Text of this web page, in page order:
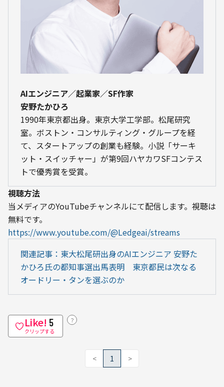
AIエンジニア／起業家／SF作家
安野たかひろ
1990年東京都出身。東京大学工学部。松尾研究
室。ボストン・コンサルティング・グループを経
て、スタートアップの創業も経験。小説「サーキ
ット・スイッチャー」が第9回ハヤカワSFコンテス
トで優秀賞を受賞。
視聴方法
当メディアのYouTubeチャンネルにて配信します。視聴は
https://www.youtube.com/@Ledgeai/streams
関連記事：東大松尾研出身のAIエンジニア 安野た
かひろ氏の都知事選出馬表明　東京都民は次なる
オードリー・タンを選ぶのか
Like! 5
クリップする
？
< 1 >